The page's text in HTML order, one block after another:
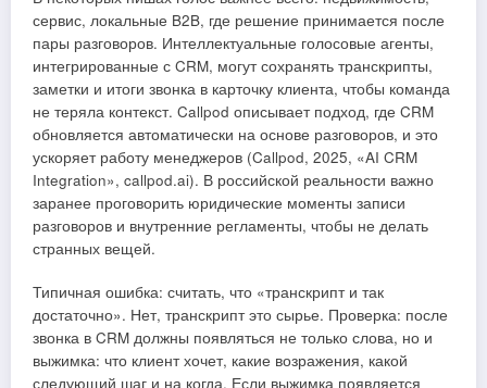
сервис, локальные B2B, где решение принимается после
пары разговоров. Интеллектуальные голосовые агенты,
интегрированные с CRM, могут сохранять транскрипты,
заметки и итоги звонка в карточку клиента, чтобы команда
не теряла контекст. Callpod описывает подход, где CRM
обновляется автоматически на основе разговоров, и это
ускоряет работу менеджеров (Callpod, 2025, «AI CRM
Integration», callpod.ai). В российской реальности важно
заранее проговорить юридические моменты записи
разговоров и внутренние регламенты, чтобы не делать
странных вещей.
Типичная ошибка: считать, что «транскрипт и так
достаточно». Нет, транскрипт это сырье. Проверка: после
звонка в CRM должны появляться не только слова, но и
выжимка: что клиент хочет, какие возражения, какой
следующий шаг и на когда. Если выжимка появляется